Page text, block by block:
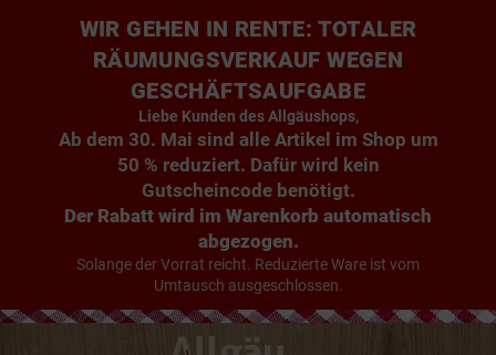
WIR GEHEN IN RENTE: TOTALER
RÄUMUNGSVERKAUF WEGEN
GESCHÄFTSAUFGABE
Liebe Kunden des Allgäushops,
Ab dem 30. Mai sind alle Artikel im Shop um
50 % reduziert. Dafür wird kein
Gutscheincode benötigt.
Der Rabatt wird im Warenkorb automatisch
abgezogen.
Solange der Vorrat reicht. Reduzierte Ware ist vom
Umtausch ausgeschlossen.